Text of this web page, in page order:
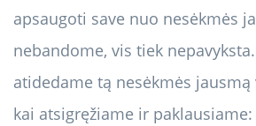
apsaugoti save nuo nesėkmės
nebandome, vis tiek
atidedame tą nesėkmės
kai atsigręžiame ir paklausiame: